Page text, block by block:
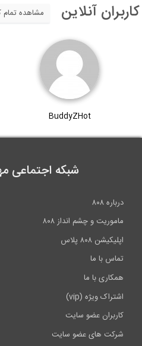
کاربران آنلاین مشاهده تمام
BuddyZHot
شبکه اجتماعی
درباره ۸۰۸
ماموریت و چشم انداز ۸۰۸
اپلیکیشن ۸۰۸ پلاس
تماس با ما
همکاری با ما
اشتراک ویژه (vip)
کاربران عضو سایت
شرکت های عضو سایت